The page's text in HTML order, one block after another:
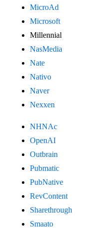
MicroAd
Microsoft
Millennial
NasMedia
Nate
Nativo
Naver
Nexxen
NHNAc
OpenAI
Outbrain
Pubmatic
PubNative
RevContent
Sharethrough
Smaato